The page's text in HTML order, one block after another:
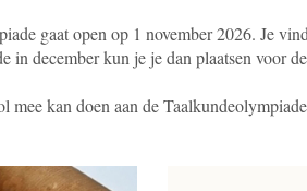
gaat open op 1 november 2026. Je
december kun je je dan plaatsen voor
kan doen aan de